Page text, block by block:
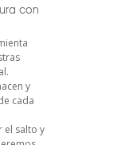
con
y
cada
el salto y